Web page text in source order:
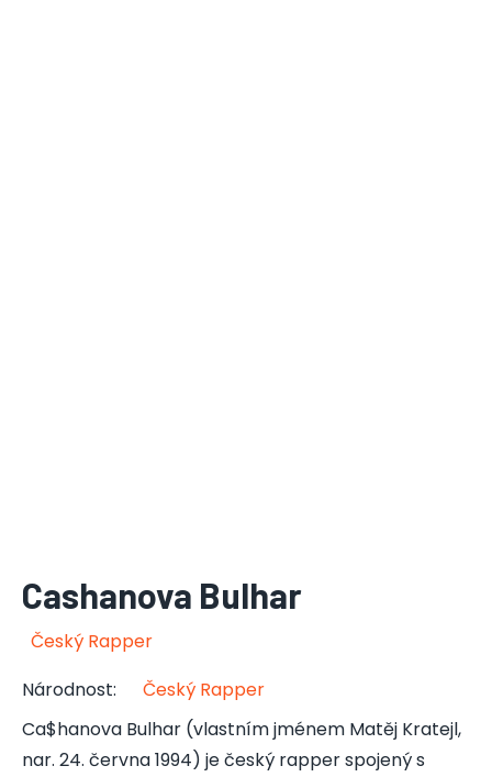
Cashanova Bulhar
Český Rapper
Národnost:
Český Rapper
Ca$hanova Bulhar (vlastním jménem Matěj Kratejl,
nar. 24. června 1994) je český rapper spojený s